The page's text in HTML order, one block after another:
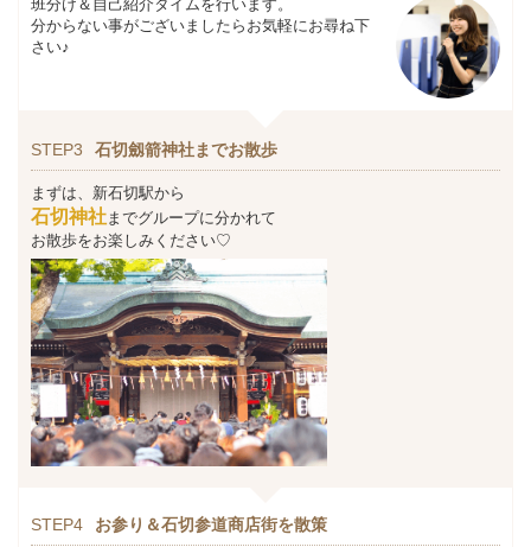
班分け＆自己紹介タイムを行います。
分からない事がございましたらお気軽にお尋ね下
さい♪
STEP3 石切劔箭神社までお散歩
まずは、新石切駅から
石切神社 までグループに分かれて
お散歩をお楽しみください♡
STEP4 お参り＆石切参道商店街を散策